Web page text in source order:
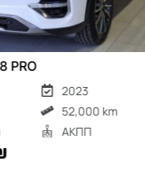
136,000 km
АКПП
₪